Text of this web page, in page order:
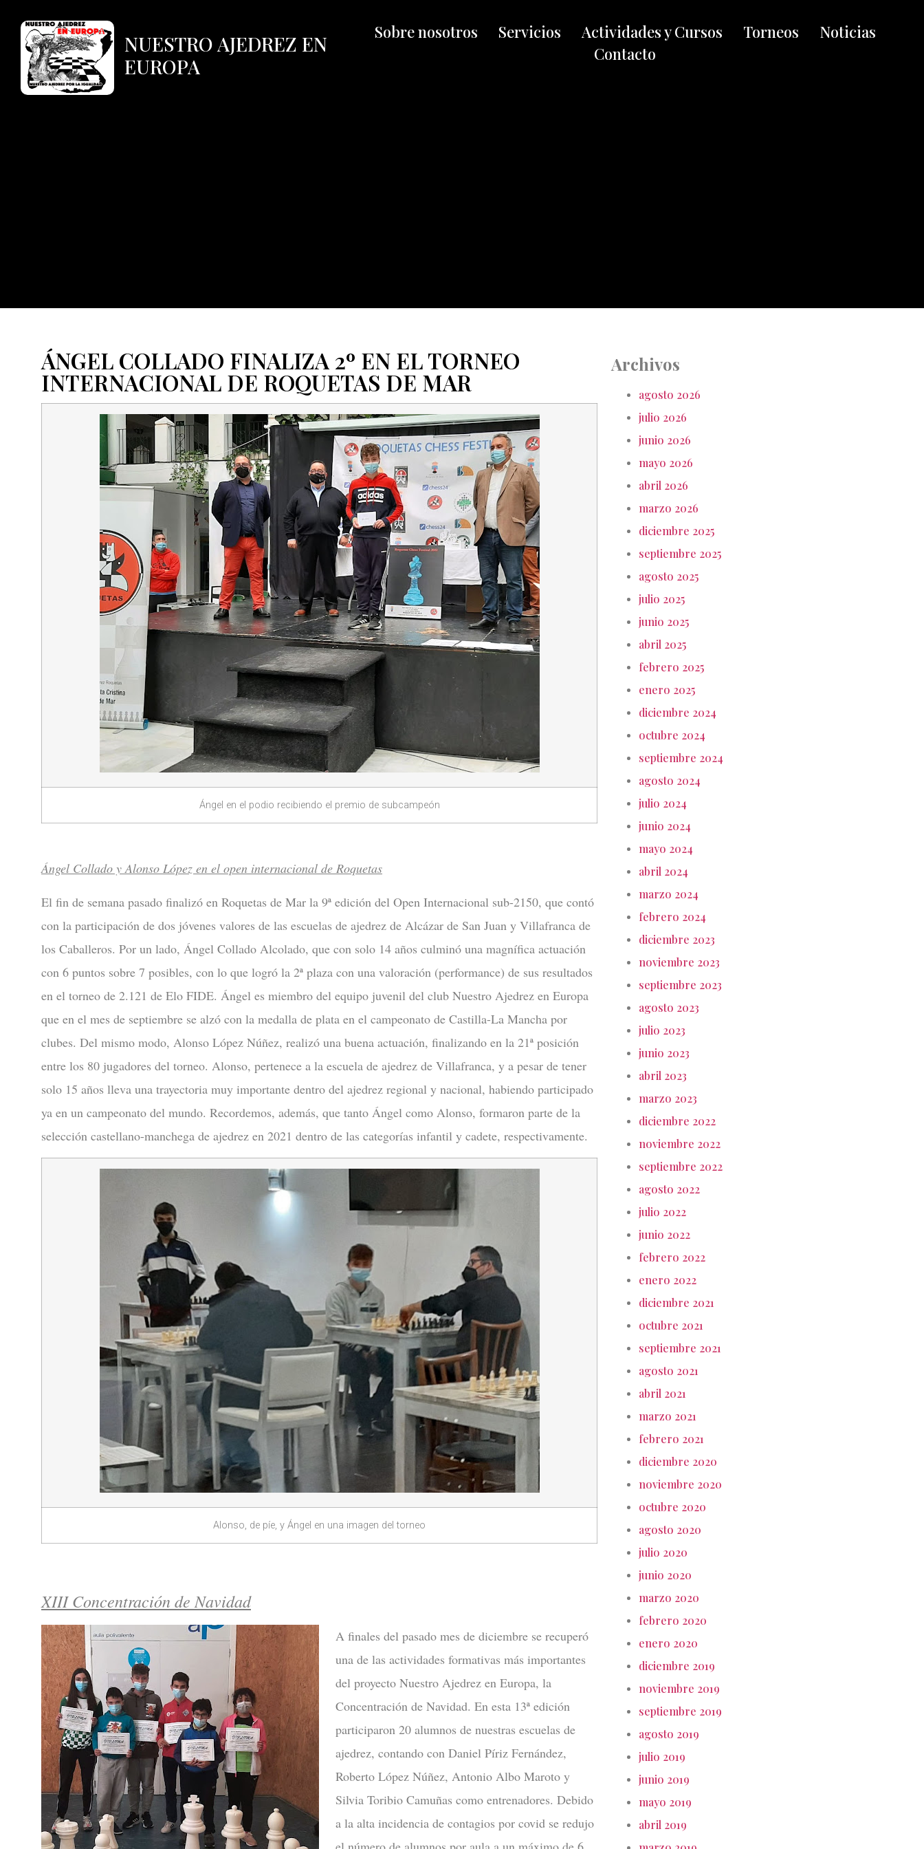
NUESTRO AJEDREZ EN
EUROPA
Sobre nosotros Servicios Actividades y Cursos Torneos
Noticias
Contacto
ÁNGEL COLLADO FINALIZA 2º EN EL TORNEO
INTERNACIONAL DE ROQUETAS DE MAR
Ángel en el podio recibiendo el premio de subcampeón
Ángel Collado y Alonso López en el open internacional de Roquetas
El fin de semana pasado finalizó en Roquetas de Mar la 9ª edición del Open Internacional sub-2150, que contó
con la participación de dos jóvenes valores de las escuelas de ajedrez de Alcázar de San Juan y Villafranca de
los Caballeros. Por un lado, Ángel Collado Alcolado, que con solo 14 años culminó una magnífica actuación
con 6 puntos sobre 7 posibles, con lo que logró la 2ª plaza con una valoración (performance) de sus resultados
en el torneo de 2.121 de Elo FIDE. Ángel es miembro del equipo juvenil del club Nuestro Ajedrez en Europa
que en el mes de septiembre se alzó con la medalla de plata en el campeonato de Castilla-La Mancha por
clubes. Del mismo modo, Alonso López Núñez, realizó una buena actuación, finalizando en la 21ª posición
entre los 80 jugadores del torneo. Alonso, pertenece a la escuela de ajedrez de Villafranca, y a pesar de tener
solo 15 años lleva una trayectoria muy importante dentro del ajedrez regional y nacional, habiendo participado
ya en un campeonato del mundo. Recordemos, además, que tanto Ángel como Alonso, formaron parte de la
selección castellano-manchega de ajedrez en 2021 dentro de las categorías infantil y cadete, respectivamente.
Alonso, de píe, y Ángel en una imagen del torneo
XIII Concentración de Navidad
A finales del pasado mes de diciembre se recuperó
una de las actividades formativas más importantes
del proyecto Nuestro Ajedrez en Europa, la
Concentración de Navidad. En esta 13ª edición
participaron 20 alumnos de nuestras escuelas de
ajedrez, contando con Daniel Píriz Fernández,
Roberto López Núñez, Antonio Albo Maroto y
Silvia Toribio Camuñas como entrenadores. Debido
a la alta incidencia de contagios por covid se redujo
Archivos
agosto 2026
julio 2026
junio 2026
mayo 2026
abril 2026
marzo 2026
diciembre 2025
septiembre 2025
agosto 2025
julio 2025
junio 2025
abril 2025
febrero 2025
enero 2025
diciembre 2024
octubre 2024
septiembre 2024
agosto 2024
julio 2024
junio 2024
mayo 2024
abril 2024
marzo 2024
febrero 2024
diciembre 2023
noviembre 2023
septiembre 2023
agosto 2023
julio 2023
junio 2023
abril 2023
marzo 2023
diciembre 2022
noviembre 2022
septiembre 2022
agosto 2022
julio 2022
junio 2022
febrero 2022
enero 2022
diciembre 2021
octubre 2021
septiembre 2021
agosto 2021
abril 2021
marzo 2021
febrero 2021
diciembre 2020
noviembre 2020
octubre 2020
agosto 2020
julio 2020
junio 2020
marzo 2020
febrero 2020
enero 2020
diciembre 2019
noviembre 2019
septiembre 2019
agosto 2019
julio 2019
junio 2019
mayo 2019
abril 2019